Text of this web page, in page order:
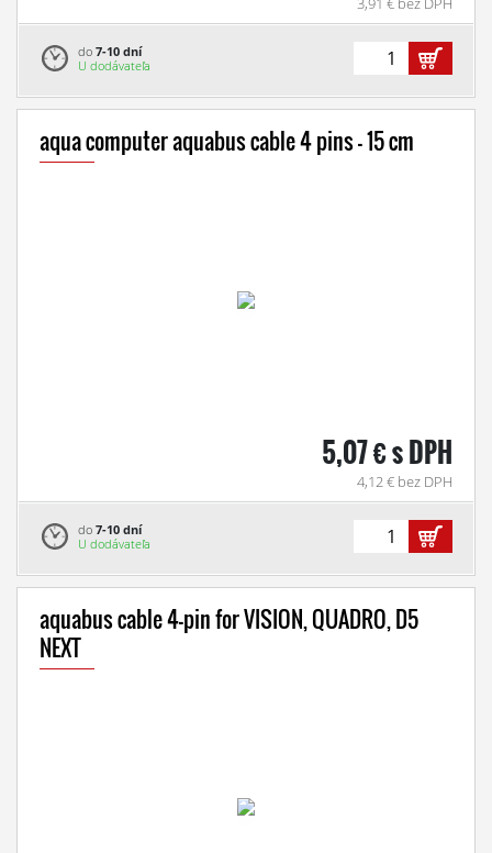
do 7-10 dní
U dodávateľa
aqua computer aquabus cable 4 pins - 15 cm
5,07 € s DPH
4,12 € bez DPH
do 7-10 dní
U dodávateľa
aquabus cable 4-pin for VISION, QUADRO, D5
NEXT